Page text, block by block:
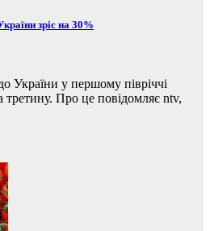
зріс на 30%
України у першому півріччі
третину. Про це повідомляє ntv,